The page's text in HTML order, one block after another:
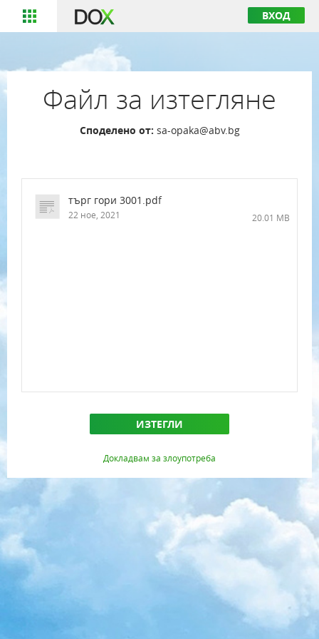
ВХОД
Файл за изтегляне
Споделено от: sa-opaka@abv.bg
търг гори 3001.pdf
22 ное, 2021 20.01 MB
ИЗТЕГЛИ
Докладвам за злоупотреба